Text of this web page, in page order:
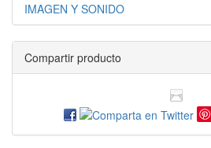
IMAGEN Y SONIDO
Compartir producto